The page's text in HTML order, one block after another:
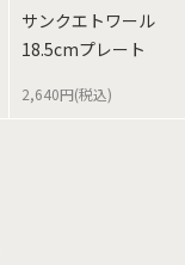
サンクエトワール
18.5cmプレート
2,640円(税込)